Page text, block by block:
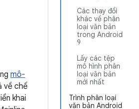
Các thay đổi
khác về phân
loại văn bản
trong Android
9
Lấy các tệp
mô hình phân
loại văn bản
mới nhất
Trình phân loại
văn bản Android
mô-
về chế
khai